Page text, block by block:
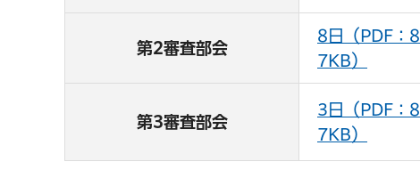
第2審査部会
8日（PDF：8
7KB）
第3審査部会
3日（PDF：8
7KB）